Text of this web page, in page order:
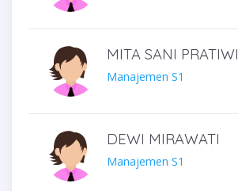
MITA SANI PRATIWI
Manajemen S1
DEWI MIRAWATI
Manajemen S1